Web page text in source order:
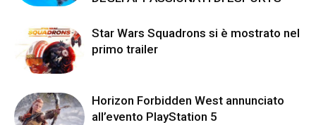
Star Wars Squadrons si è mostrato nel
primo trailer
Horizon Forbidden West annunciato
all’evento PlayStation 5